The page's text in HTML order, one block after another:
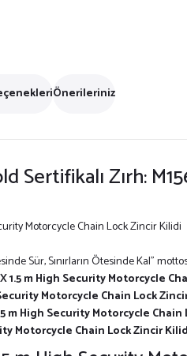
Önerileriniz
Sertifikalı Zırh:
Motorcycle Chain Lock Zincir Kilidi
Sür, Sınırların Ötesinde Kal"
X 1.5 m High Security Motorcycle
Security Motorcycle Chain Lock
m High Security Motorcycle
Motorcycle Chain Lock Zincir